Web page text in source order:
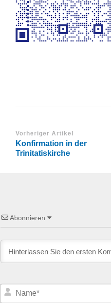
Vorheriger Artikel
Konfirmation in der
Trinitatiskirche
Abonnieren